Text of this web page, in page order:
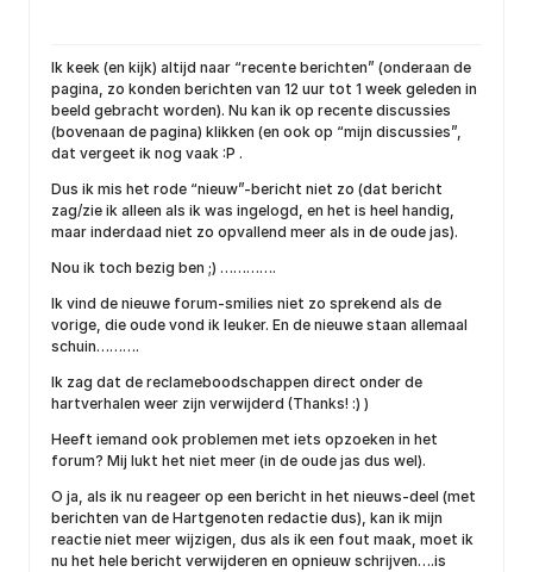
Ik keek (en kijk) altijd naar “recente berichten” (onderaan de
pagina, zo konden berichten van 12 uur tot 1 week geleden in
beeld gebracht worden). Nu kan ik op recente discussies
(bovenaan de pagina) klikken (en ook op “mijn discussies”,
dat vergeet ik nog vaak :P .
Dus ik mis het rode “nieuw”-bericht niet zo (dat bericht
zag/zie ik alleen als ik was ingelogd, en het is heel handig,
maar inderdaad niet zo opvallend meer als in de oude jas).
Nou ik toch bezig ben ;) ………….
Ik vind de nieuwe forum-smilies niet zo sprekend als de
vorige, die oude vond ik leuker. En de nieuwe staan allemaal
schuin……….
Ik zag dat de reclameboodschappen direct onder de
hartverhalen weer zijn verwijderd (Thanks! :) )
Heeft iemand ook problemen met iets opzoeken in het
forum? Mij lukt het niet meer (in de oude jas dus wel).
O ja, als ik nu reageer op een bericht in het nieuws-deel (met
berichten van de Hartgenoten redactie dus), kan ik mijn
reactie niet meer wijzigen, dus als ik een fout maak, moet ik
nu het hele bericht verwijderen en opnieuw schrijven….is